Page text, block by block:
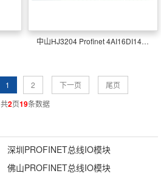
中山HJ3204 Profinet 4AI16DI14DO
1 2 下一页
尾页
共2页19条数据
深圳PROFINET总线IO模块
佛山PROFINET总线IO模块